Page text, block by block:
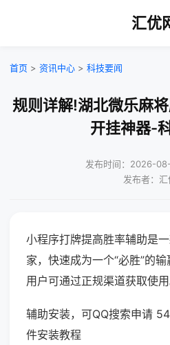
汇优
首页 > 资讯中心 > 科技要闻
规则详解!湖北微乐麻
开挂神器-
发布时间：2026-
发布者：汇
小程序打牌提高胜率辅助是
家，快速成为一个“必胜”的
用户可通过正规渠道获取使用
辅助安装，可QQ搜索申请
件安装教程